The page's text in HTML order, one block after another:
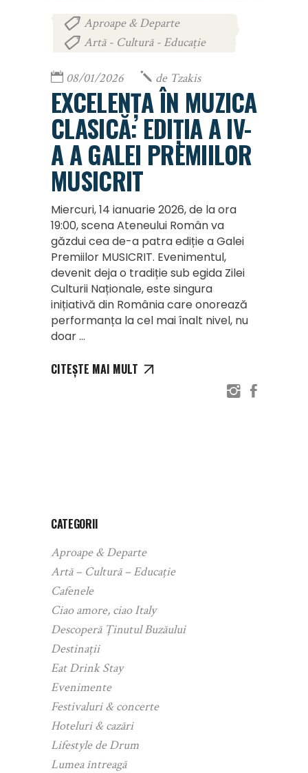
Aproape & Departe
Artă - Cultură - Educație
08/01/2026 de Tzakis
EXCELENȚA ÎN MUZICA
CLASICĂ: EDIȚIA A IV-
A A GALEI PREMIILOR
MUSICRIT
Miercuri, 14 ianuarie 2026, de la ora
19:00, scena Ateneului Român va
găzdui cea de-a patra ediție a Galei
Premiilor MUSICRIT. Evenimentul,
devenit deja o tradiție sub egida Zilei
Culturii Naționale, este singura
inițiativă din România care onorează
performanța la cel mai înalt nivel, nu
doar
CITEȘTE MAI MULT
CATEGORII
Aproape & Departe
Artă – Cultură – Educație
Cafenele
Ciao amore, ciao Italy
Descoperă Ținutul Buzăului
Destinații
Eat Drink Stay
Evenimente
Festivaluri & concerte
Hoteluri & cazări
Lifestyle de Drum
Lumea întreagă